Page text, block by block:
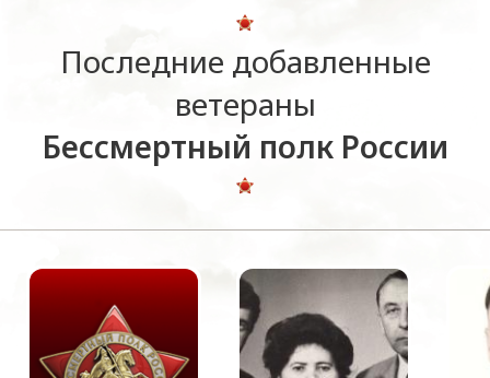
Последние добавленные
ветераны
Бессмертный полк России